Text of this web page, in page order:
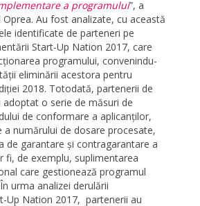
a programului”, a
Au fost analizate, cu această
identificate de parteneri pe
Start-Up Nation 2017, care
programului, convenindu-
eliminării acestora pentru
2018. Totodată, partenerii de
o serie de măsuri de
de conformare a aplicanților,
a numărului de dosare procesate,
de garantare și contragarantare a
fi, de exemplu, suplimentarea
care gestionează programul
urma analizei derulării
Up Nation 2017, partenerii au